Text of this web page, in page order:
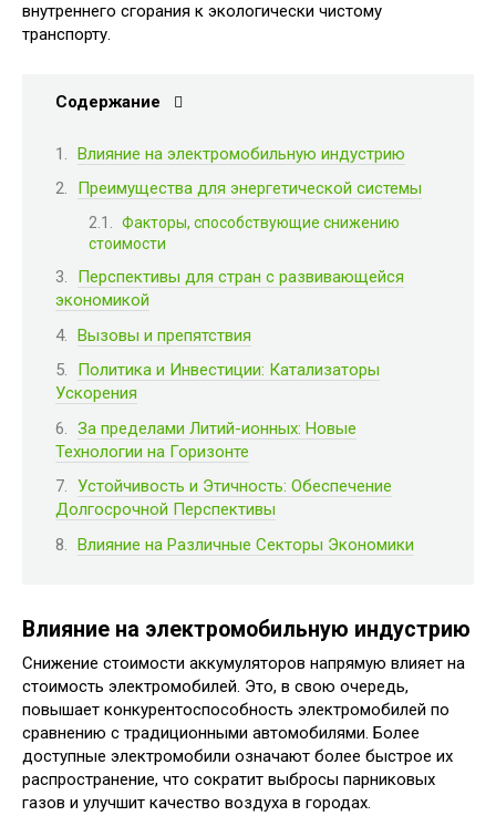
внутреннего сгорания к экологически чистому
транспорту.
Содержание
Влияние на электромобильную индустрию
Преимущества для энергетической системы
Факторы, способствующие снижению
стоимости
Перспективы для стран с развивающейся
экономикой
Вызовы и препятствия
Политика и Инвестиции: Катализаторы
Ускорения
За пределами Литий-ионных: Новые
Технологии на Горизонте
Устойчивость и Этичность: Обеспечение
Долгосрочной Перспективы
Влияние на Различные Секторы Экономики
Влияние на электромобильную индустрию
Снижение стоимости аккумуляторов напрямую влияет на
стоимость электромобилей. Это, в свою очередь,
повышает конкурентоспособность электромобилей по
сравнению с традиционными автомобилями. Более
доступные электромобили означают более быстрое их
распространение, что сократит выбросы парниковых
газов и улучшит качество воздуха в городах.